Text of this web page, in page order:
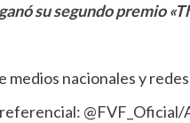
su segundo premio
medios nacionales y